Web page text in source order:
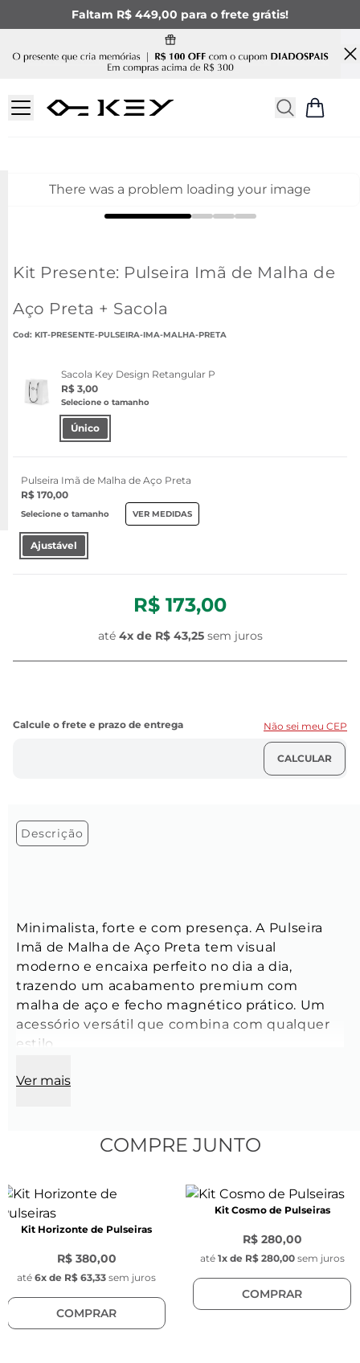
Faltam R$ 449,00 para o frete grátis!
There was a problem loading your image
Kit Presente: Pulseira Imã de Malha de
Aço Preta + Sacola
: KIT-PRESENTE-PULSEIRA-IMA-MALHA-PRETA
Sacola Key Design Retangular P
R$ 3,00
Selecione o tamanho
Único
Pulseira Imã de Malha de Aço Preta
R$ 170,00
Selecione o tamanho VER MEDIDAS
Ajustável
R$ 173,00
até 4x de R$ 43,25 sem juros
Não sei meu CEP
Descrição
Minimalista, forte e com presença. A Pulseira
Imã de Malha de Aço Preta tem visual
moderno e encaixa perfeito no dia a dia,
trazendo um acabamento premium com
malha de aço e fecho magnético prático. Um
acessório versátil que combina com qualquer
estilo
Características da Pulseira:
Espessura: 1,60 mm
Modelo: Pulseira de malha de aço
Fecho: Magnético (Contém a personalização
do logo Key Design na face superior)
Características do Pingente Key Design:
Tag com gravação da chave da Key Design
Diâmetro: 1 cm
Espessura: 0,1 cm
Ver mais
COMPRE JUNTO
Kit Horizonte de Pulseiras
R$ 380,00
até 6x de R$ 63,33 sem juros
COMPRAR
Kit Cosmo de Pulseiras
R$ 280,00
até 1x de R$ 280,00 sem juros
COMPRAR